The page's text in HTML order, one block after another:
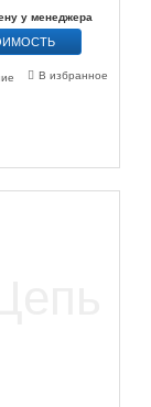
у менеджера
В избранное